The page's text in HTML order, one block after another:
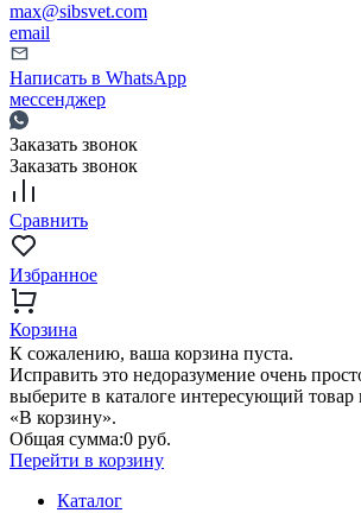
max@sibsvet.com
email
Написать в WhatsApp
мессенджер
Заказать звонок
Заказать звонок
Сравнить
Избранное
Корзина
К сожалению, ваша корзина пуста.
Исправить это недоразумение очень
выберите в каталоге интересующий
«В корзину».
Общая сумма:0 руб.
Перейти в корзину
Каталог